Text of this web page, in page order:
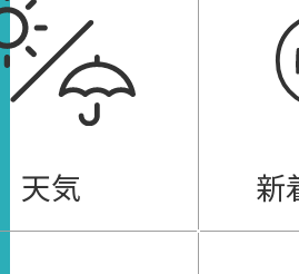
天気 新